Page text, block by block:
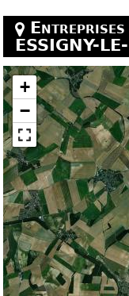
Entreprises
ESSIGNY-
+
−